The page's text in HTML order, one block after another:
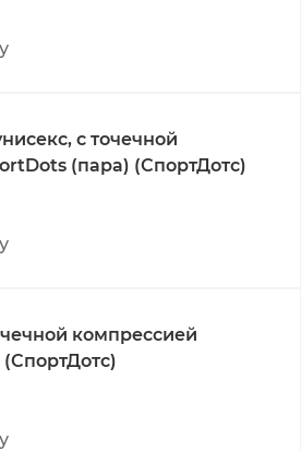
с точечной
(пара) (СпортДотс)
компрессией